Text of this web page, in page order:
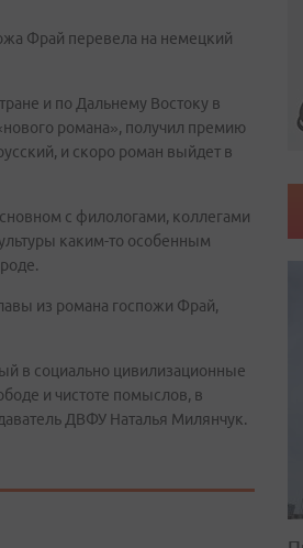
Фрай перевела на немецкий
и по Дальнему Востоку в
романа», получил премию
и скоро роман выйдет в
с филологами, коллегами
каким-то особенным
из романа госпожи Фрай,
в социально цивилизационные
и чистоте помыслов, в
ДВФУ Наталья Милянчук.